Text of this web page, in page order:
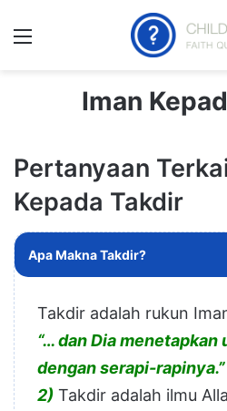
Iman
Pertanyaan
Kepada Takdir
Apa Makna Takdir?
Takdir adalah rukun
“… dan Dia
dengan serapi-rapinya.”
2) Takdir adalah ilmu